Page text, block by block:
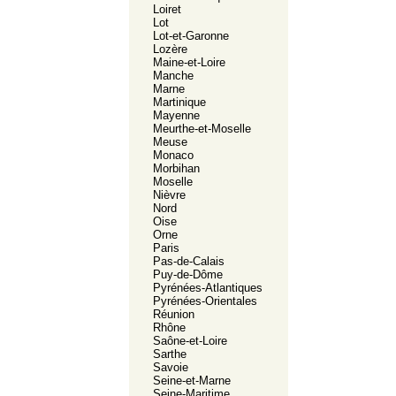
Loiret
Lot
Lot-et-Garonne
Lozère
Maine-et-Loire
Manche
Marne
Martinique
Mayenne
Meurthe-et-Moselle
Meuse
Monaco
Morbihan
Moselle
Nièvre
Nord
Oise
Orne
Paris
Pas-de-Calais
Puy-de-Dôme
Pyrénées-Atlantiques
Pyrénées-Orientales
Réunion
Rhône
Saône-et-Loire
Sarthe
Savoie
Seine-et-Marne